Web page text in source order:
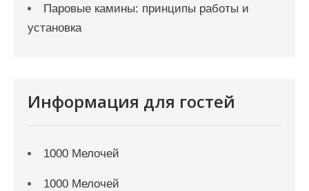
Паровые камины: принципы работы и
установка
Информация для гостей
1000 Мелочей
1000 Мелочей